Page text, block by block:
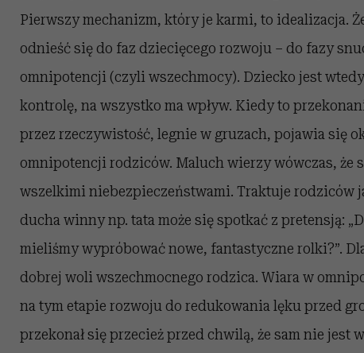
Pierwszy mechanizm, który je karmi, to idealizacja.
odnieść się do faz dziecięcego rozwoju – do fazy
omnipotencji (czyli wszechmocy). Dziecko jest
kontrolę, na wszystko ma wpływ. Kiedy to
przez rzeczywistość, legnie w gruzach, pojawia się
omnipotencji rodziców. Maluch wierzy wówczas, że
wszelkimi niebezpieczeństwami. Traktuje rodziców
ducha winny np. tata może się spotkać z pretensją:
mieliśmy wypróbować nowe, fantastyczne rolki?”.
dobrej woli wszechmocnego rodzica. Wiara w
na tym etapie rozwoju do redukowania lęku przed
przekonał się przecież przed chwilą, że sam nie jest